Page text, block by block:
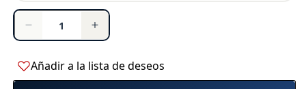
Reducir
para
BANYO
Aumentar
para
BANYO
Añadir a la lista de deseos